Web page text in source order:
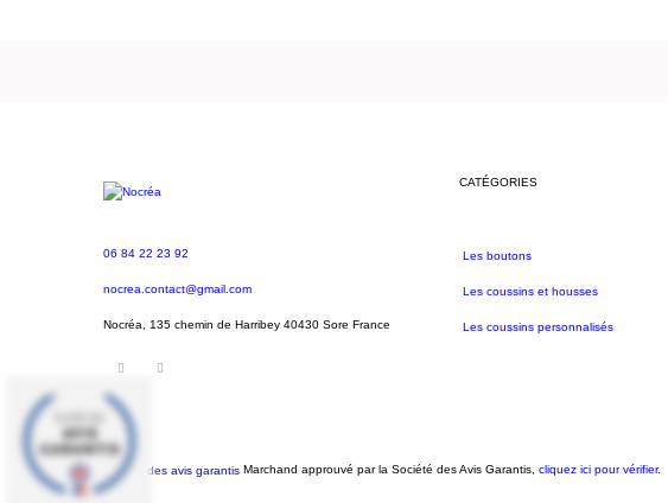
06 84 22 23 92
nocrea.contact@gmail.com
Nocréa, 135 chemin de Harribey 40430 Sore France
CATÉGORIES
Les boutons
Les coussins et housses
Les coussins personnalisés
Marchand approuvé par la Société des Avis Garantis, cliquez ici pour vérifier.